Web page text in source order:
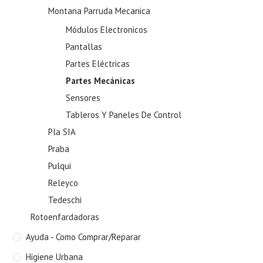
Montana Parruda Mecanica
Módulos Electronicos
Pantallas
Partes Eléctricas
Partes Mecánicas
Sensores
Tableros Y Paneles De Control
Pla SIA
Praba
Pulqui
Releyco
Tedeschi
Rotoenfardadoras
Ayuda - Como Comprar/Reparar
Higiene Urbana